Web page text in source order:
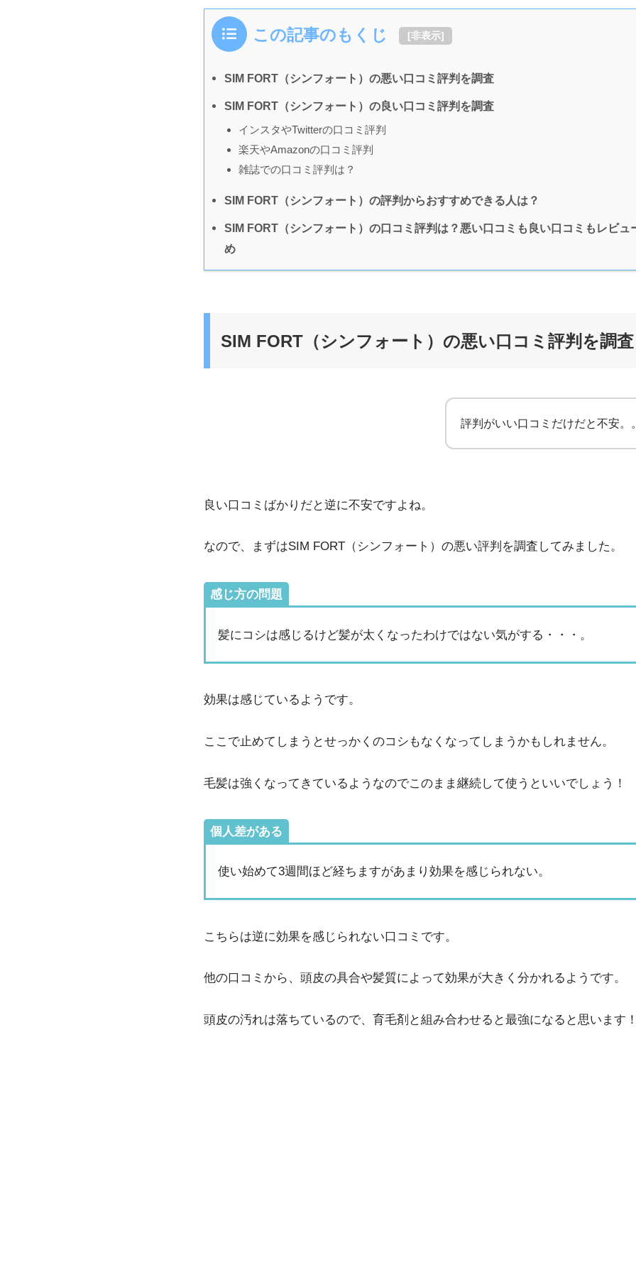
この記事のもくじ [非表示]
SIM FORT（シンフォート）の悪い口コミ評判を調査
SIM FORT（シンフォート）の良い口コミ評判を調査
インスタやTwitterの口コミ評判
楽天やAmazonの口コミ評判
雑誌での口コミ評判は？
SIM FORT（シンフォート）の評判からおすすめできる人は？
SIM FORT（シンフォート）の口コミ評判は？悪い口コミも良い口コミもレビュ
め
SIM FORT（シンフォート）の悪い口コミ評判を調査
評判がいい口コミだけだと不安。
良い口コミばかりだと逆に不安ですよね。
なので、まずはSIM FORT（シンフォート）の悪い評判を調査してみました。
感じ方の問題
髪にコシは感じるけど髪が太くなったわけではない気がする・・・。
効果は感じているようです。
ここで止めてしまうとせっかくのコシもなくなってしまうかもしれません。
毛髪は強くなってきているようなのでこのまま継続して使うといいでしょう！
個人差がある
使い始めて3週間ほど経ちますがあまり効果を感じられない。
こちらは逆に効果を感じられない口コミです。
他の口コミから、頭皮の具合や髪質によって効果が大きく分かれるようです。
頭皮の汚れは落ちているので、育毛剤と組み合わせると最強になると思います